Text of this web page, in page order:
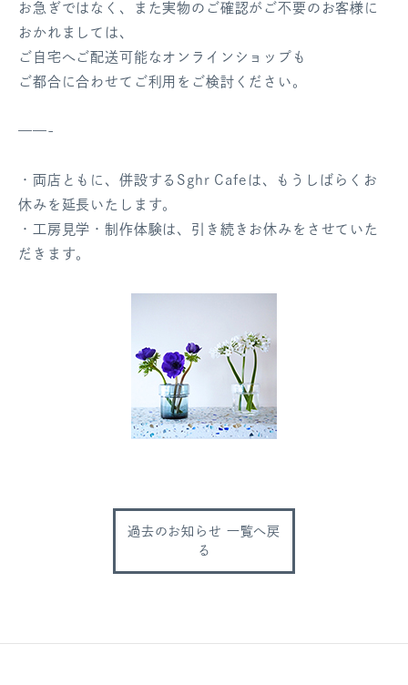
お急ぎではなく、また実物のご確認がご不要のお客様に
おかれましては、
ご自宅へご配送可能なオンラインショップも
ご都合に合わせてご利用をご検討ください。
——-
・両店ともに、併設するSghr Cafeは、もうしばらくお
休みを延長いたします。
・工房見学・制作体験は、引き続きお休みをさせていた
だきます。
過去のお知らせ 一覧へ戻
る